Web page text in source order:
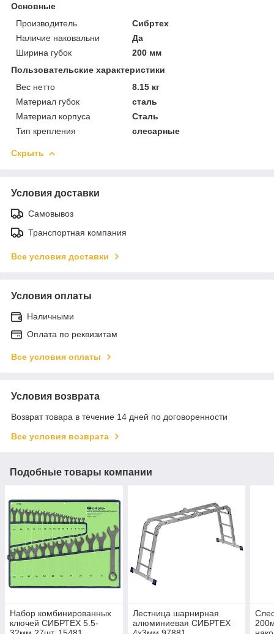
Основные
Производитель
Сибртех
Наличие наковальни
Да
Ширина губок
200 мм
Пользовательские характеристики
Вес нетто
8.15 кг
Материал губок
сталь
Материал корпуса
Сталь
Тип крепления
слесарные
Скрыть
Условия доставки
Самовывоз
Транспортная компания
Все условия доставки
Условия оплаты
Наличными
Оплата по реквизитам
Все условия оплаты
Условия возврата
Возврат товара в течение 14 дней по договоренности
Все условия возврата
Подобные товары компании
Набор комбинированных
ключей СИБРТЕХ 5.5-
Лестница шарнирная
алюминиевая СИБРТЕХ